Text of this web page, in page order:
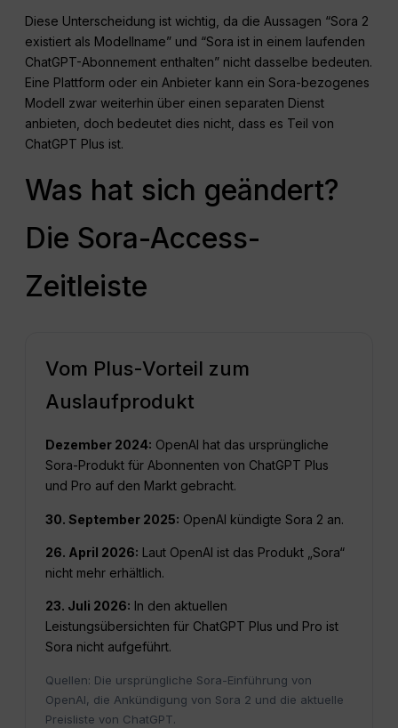
Diese Unterscheidung ist wichtig, da die Aussagen “Sora 2
existiert als Modellname” und “Sora ist in einem laufenden
ChatGPT-Abonnement enthalten” nicht dasselbe bedeuten.
Eine Plattform oder ein Anbieter kann ein Sora-bezogenes
Modell zwar weiterhin über einen separaten Dienst
anbieten, doch bedeutet dies nicht, dass es Teil von
ChatGPT Plus ist.
Was hat sich geändert?
Die Sora-Access-
Zeitleiste
Vom Plus-Vorteil zum
Auslaufprodukt
Dezember 2024: OpenAI hat das ursprüngliche
Sora-Produkt für Abonnenten von ChatGPT Plus
und Pro auf den Markt gebracht.
30. September 2025: OpenAI kündigte Sora 2 an.
26. April 2026: Laut OpenAI ist das Produkt „Sora“
nicht mehr erhältlich.
23. Juli 2026: In den aktuellen
Leistungsübersichten für ChatGPT Plus und Pro ist
Sora nicht aufgeführt.
Quellen: Die ursprüngliche Sora-Einführung von
OpenAI, die Ankündigung von Sora 2 und die aktuelle
Preisliste von ChatGPT.